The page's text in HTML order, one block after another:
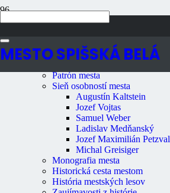
MESTO SPIŠSKÁ BELÁ
Navigácia
História mesta
Patrón mesta
Sieň osobností mesta
Augustín Kaltstein
Jozef Vojtas
Samuel Weber
Ladislav Medňanský
Jozef Maximilián Petzval
Michal Greisiger
Monografia mesta
Historická cesta mestom
História mestských lesov